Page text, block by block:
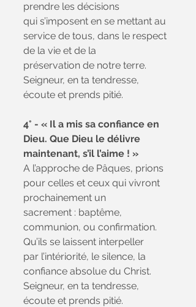
prendre les décisions
qui s’imposent en se mettant au
service de tous, dans le respect
de la vie et de la
préservation de notre terre.
Seigneur, en ta tendresse,
écoute et prends pitié.
4° - « Il a mis sa confiance en
Dieu. Que Dieu le délivre
maintenant, s’il l’aime ! »
A l’approche de Pâques, prions
pour celles et ceux qui vivront
prochainement un
sacrement : baptême,
communion, ou confirmation.
Qu’ils se laissent interpeller
par l’intériorité, le silence, la
confiance absolue du Christ.
Seigneur, en ta tendresse,
écoute et prends pitié.